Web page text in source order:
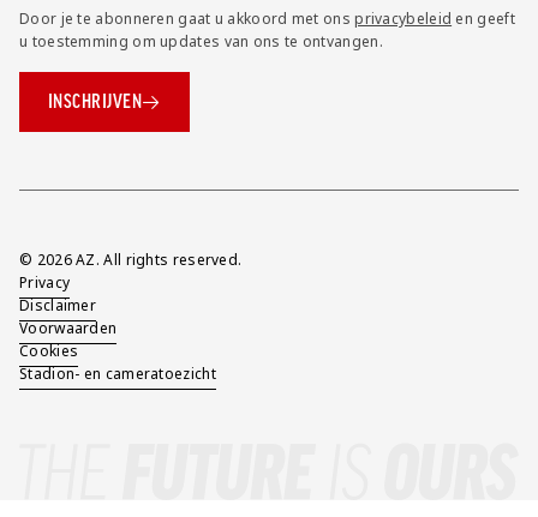
Door je te abonneren gaat u akkoord met onsprivacybeleid en geeft
u toestemming om updates van ons te ontvangen.
INSCHRIJVEN
Overig
© 2026 AZ. All rights reserved.
Privacy
Disclaimer
Voorwaarden
Cookies
Stadion- en cameratoezicht